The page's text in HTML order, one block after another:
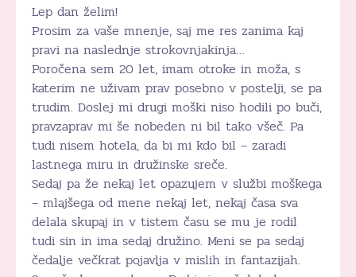
Lep dan želim!
Prosim za vaše mnenje, saj me res zanima kaj
pravi na naslednje strokovnjakinja…
Poročena sem 20 let, imam otroke in moža, s
katerim ne uživam prav posebno v postelji, se pa
trudim. Doslej mi drugi moški niso hodili po buči,
pravzaprav mi še nobeden ni bil tako všeč. Pa
tudi nisem hotela, da bi mi kdo bil – zaradi
lastnega miru in družinske sreče.
Sedaj pa že nekaj let opazujem v službi moškega
– mlajšega od mene nekaj let, nekaj časa sva
delala skupaj in v tistem času se mu je rodil
tudi sin in ima sedaj družino. Meni se pa sedaj
čedalje večkrat pojavlja v mislih in fantazijah.